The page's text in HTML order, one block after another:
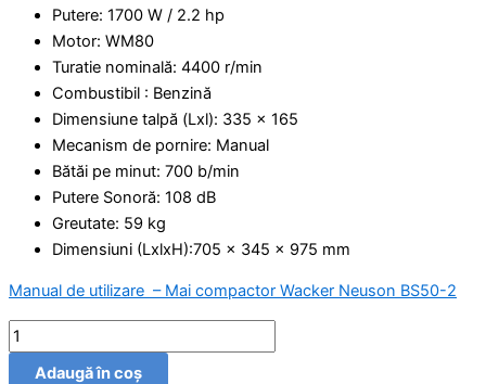
Putere: 1700 W / 2.2 hp
Motor: WM80
Turatie nominală: 4400 r/min
Combustibil : Benzină
Dimensiune talpă (Lxl): 335 x 165
Mecanism de pornire: Manual
Bătăi pe minut: 700 b/min
Putere Sonoră: 108 dB
Greutate: 59 kg
Dimensiuni (LxlxH):705 x 345 x 975 mm
Manual de utilizare – Mai compactor Wacker Neuson BS50-2
Adaugă în coș